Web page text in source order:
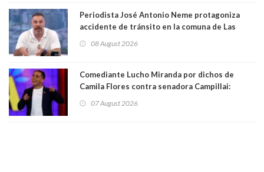
Periodista José Antonio Neme protagoniza
accidente de tránsito en la comuna de Las
08 August 2026
Comediante Lucho Miranda por dichos de
Camila Flores contra senadora Campillai:
forma de quitar dignidad"
07 August 2026